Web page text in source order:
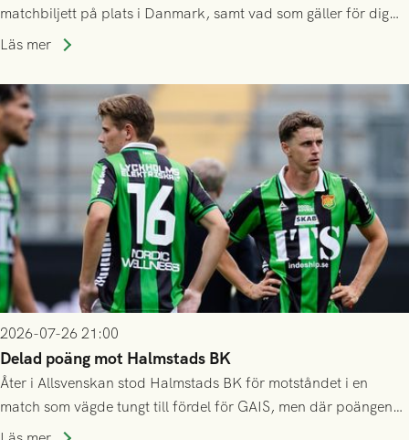
matchbiljett på plats i Danmark, samt vad som gäller för dig
som står på reservlista eller fått förhinder.
Läs mer
2026-07-26 21:00
Delad poäng mot Halmstads BK
Åter i Allsvenskan stod Halmstads BK för motståndet i en
match som vägde tungt till fördel för GAIS, men där poängen
delades efter dramatik på tilläggstid.